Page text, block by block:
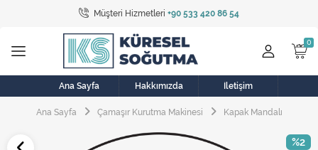
Müşteri Hizmetleri +90 533 420 86 54
Tüm Kategoriler
Bulaşık Makinesi
Buzdolabı
Çamaşır Kurutma Makinesi
Ana Sayfa Hakkımızda İletişim
Ana Sayfa Çamaşır Kurutma Makinesi Kapak Mandalı
%2